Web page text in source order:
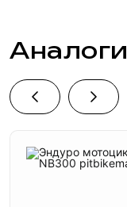
Аналоги